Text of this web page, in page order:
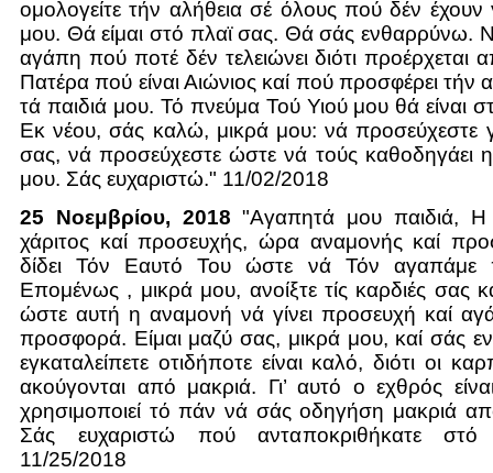
ομολογείτε τήν αλήθεια σέ όλους πού δέν έχουν
μου. Θά είμαι στό πλαϊ σας. Θά σάς ενθαρρύνω.
αγάπη πού ποτέ δέν τελειώνει διότι προέρχεται
Πατέρα πού είναι Αιώνιος καί πού προσφέρει τήν
τά παιδιά μου. Τό πνεύμα Τού Υιού μου θά είναι
Εκ νέου, σάς καλώ, μικρά μου: νά προσεύχεστε
σας, νά προσεύχεστε ώστε νά τούς καθοδηγάει
μου. Σάς ευχαριστώ." 11/02/2018
25 Νοεμβρίου, 2018 "Αγαπητά μου παιδιά,
χάριτος καί προσευχής, ώρα αναμονής καί
δίδει Τόν Εαυτό Του ώστε νά Τόν
Επομένως , μικρά μου, ανοίξτε τίς καρδιές σας
ώστε αυτή η αναμονή νά γίνει προσευχή καί
προσφορά. Είμαι μαζύ σας, μικρά μου, καί σάς
εγκαταλείπετε οτιδήποτε είναι καλό, διότι οι
ακούγονται από μακριά. Γι’ αυτό ο εχθρός
χρησιμοποιεί τό πάν νά σάς οδηγήση μακριά
Σάς ευχαριστώ πού ανταποκριθήκατε
11/25/2018